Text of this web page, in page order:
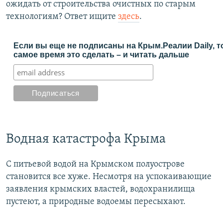
ожидать от строительства очистных по старым
технологиям? Ответ ищите здесь.
Если вы еще не подписаны на Крым.Реалии Daily,
самое время это сделать – и читать дальше
Водная катастрофа Крыма
С питьевой водой на Крымском полуострове
становится все хуже. Несмотря на успокаивающие
заявления крымских властей, водохранилища
пустеют, а природные водоемы пересыхают.